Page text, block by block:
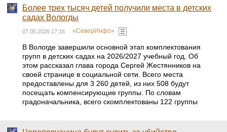
Более трех тысяч детей получили места в детских
садах Вологды
07.05.2026 17:16 «СеверИнфо»
В Вологде завершили основной этап комплектования
групп в детских садах на 2026/2027 учебный год. Об
этом рассказал глава города Сергей Жестянников на
своей странице в социальной сети. Всего места
предоставлены для 3 260 детей, из них 508 будут
посещать компенсирующие группы. По словам
градоначальника, всего скомплектованы 122 группы